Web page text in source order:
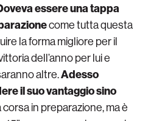
essere una tappa
come tutta questa
la forma migliore per il
dell’anno per lui e
altre.Adesso
il suo vantaggio sino
corsa in preparazione, ma è